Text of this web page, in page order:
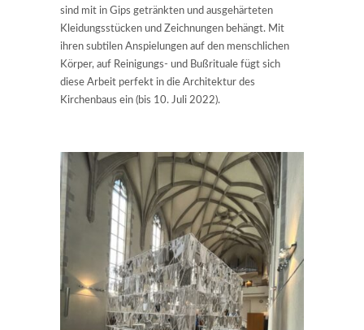
sind mit in Gips getränkten und ausgehärteten
Kleidungsstücken und Zeichnungen behängt. Mit
ihren subtilen Anspielungen auf den menschlichen
Körper, auf Reinigungs- und Bußrituale fügt sich
diese Arbeit perfekt in die Architektur des
Kirchenbaus ein (bis 10. Juli 2022).